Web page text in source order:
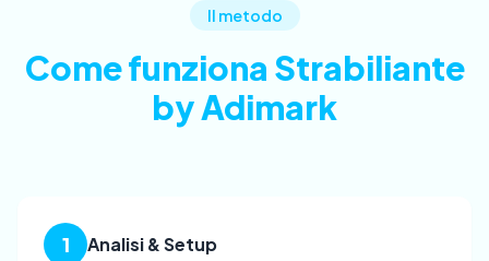
Il metodo
Come funziona Strabiliante
by Adimark
1 Analisi & Setup